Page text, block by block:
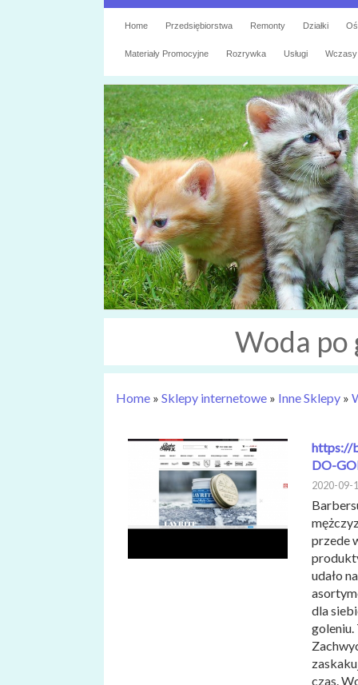
Home Przedsiębiorstwa Remonty Działki
Materiały Promocyjne Rozrywka Usługi Wczasy
Woda po
Home » Sklepy internetowe » Inne Sklepy »
https://
DO-
2020-09-
przede
udało
dla
goleniu.
czas.